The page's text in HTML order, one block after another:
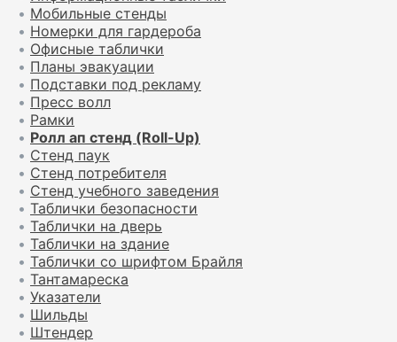
• Мобильные стенды
• Номерки для гардероба
• Офисные таблички
• Планы эвакуации
• Подставки под рекламу
• Пресс волл
• Рамки
• Ролл ап стенд (Roll-Up)
• Стенд паук
• Стенд потребителя
• Стенд учебного заведения
• Таблички безопасности
• Таблички на дверь
• Таблички на здание
• Таблички со шрифтом Брайля
• Тантамареска
• Указатели
• Шильды
• Штендер